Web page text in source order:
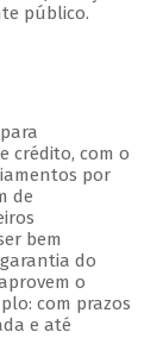
público.
crédito, com o
por
de
bem
do
o
com prazos
e até